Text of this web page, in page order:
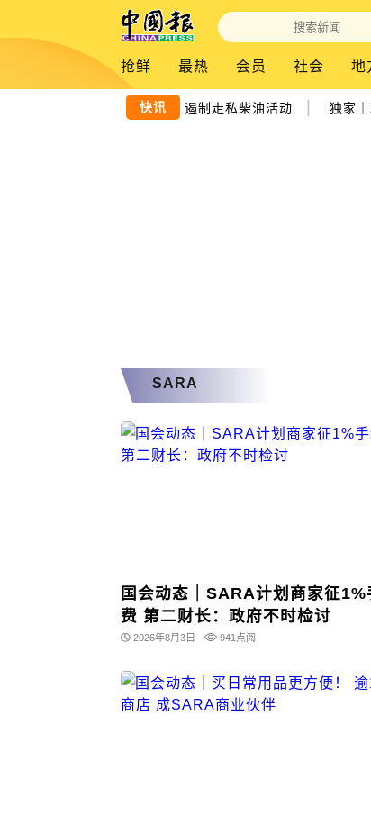
抢鲜 最热 会员 社会 地
快讯
认同昌明柴油补贴计划 有效遏制走私柴油活动 独家｜
SARA
国会动态｜SARA计划商家征1%
费 第二财长：政府不时检讨
2026年8月3日 941点阅